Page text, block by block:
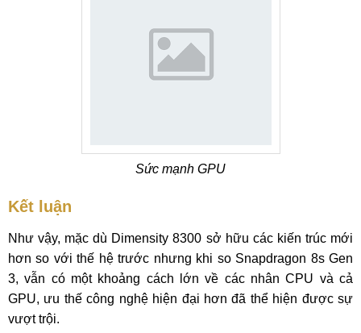
Sức mạnh GPU
Kết luận
Như vậy, mặc dù Dimensity 8300 sở hữu các kiến trúc mới
hơn so với thế hệ trước nhưng khi so Snapdragon 8s Gen
3, vẫn có một khoảng cách lớn về các nhân CPU và cả
GPU, ưu thế công nghệ hiện đại hơn đã thể hiện được sự
vượt trội.